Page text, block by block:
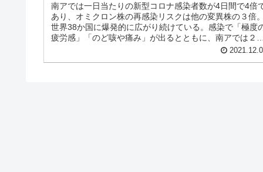
南アでは一日当たりの新型コロナ感染者数が4日間で4倍
あり、オミクロン株の再感染リスクは他の変異株の３倍。
世界38か国に爆発的に広がり続けている。感染で「極度
疲労感」「のど咳や痛み」が出るとともに、南アでは２歳